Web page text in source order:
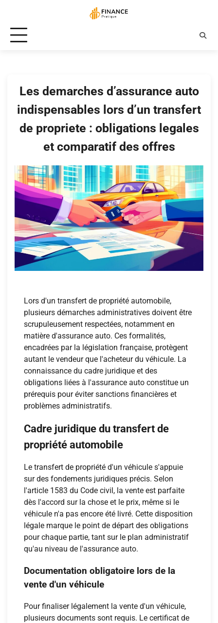
content
Les demarches d’assurance auto
indispensables lors d’un transfert
de propriete : obligations legales
et comparatif des offres
Lors d'un transfert de propriété automobile,
plusieurs démarches administratives doivent être
scrupuleusement respectées, notamment en
matière d'assurance auto. Ces formalités,
encadrées par la législation française, protègent
autant le vendeur que l'acheteur du véhicule. La
connaissance du cadre juridique et des
obligations liées à l'assurance auto constitue un
prérequis pour éviter sanctions financières et
problèmes administratifs.
Cadre juridique du transfert de
propriété automobile
Le transfert de propriété d'un véhicule s'appuie
sur des fondements juridiques précis. Selon
l'article 1583 du Code civil, la vente est parfaite
dès l'accord sur la chose et le prix, même si le
véhicule n'a pas encore été livré. Cette disposition
légale marque le point de départ des obligations
pour chaque partie, tant sur le plan administratif
qu'au niveau de l'assurance auto.
Documentation obligatoire lors de la
vente d'un véhicule
Pour finaliser légalement la vente d'un véhicule,
plusieurs documents sont requis. Le certificat de